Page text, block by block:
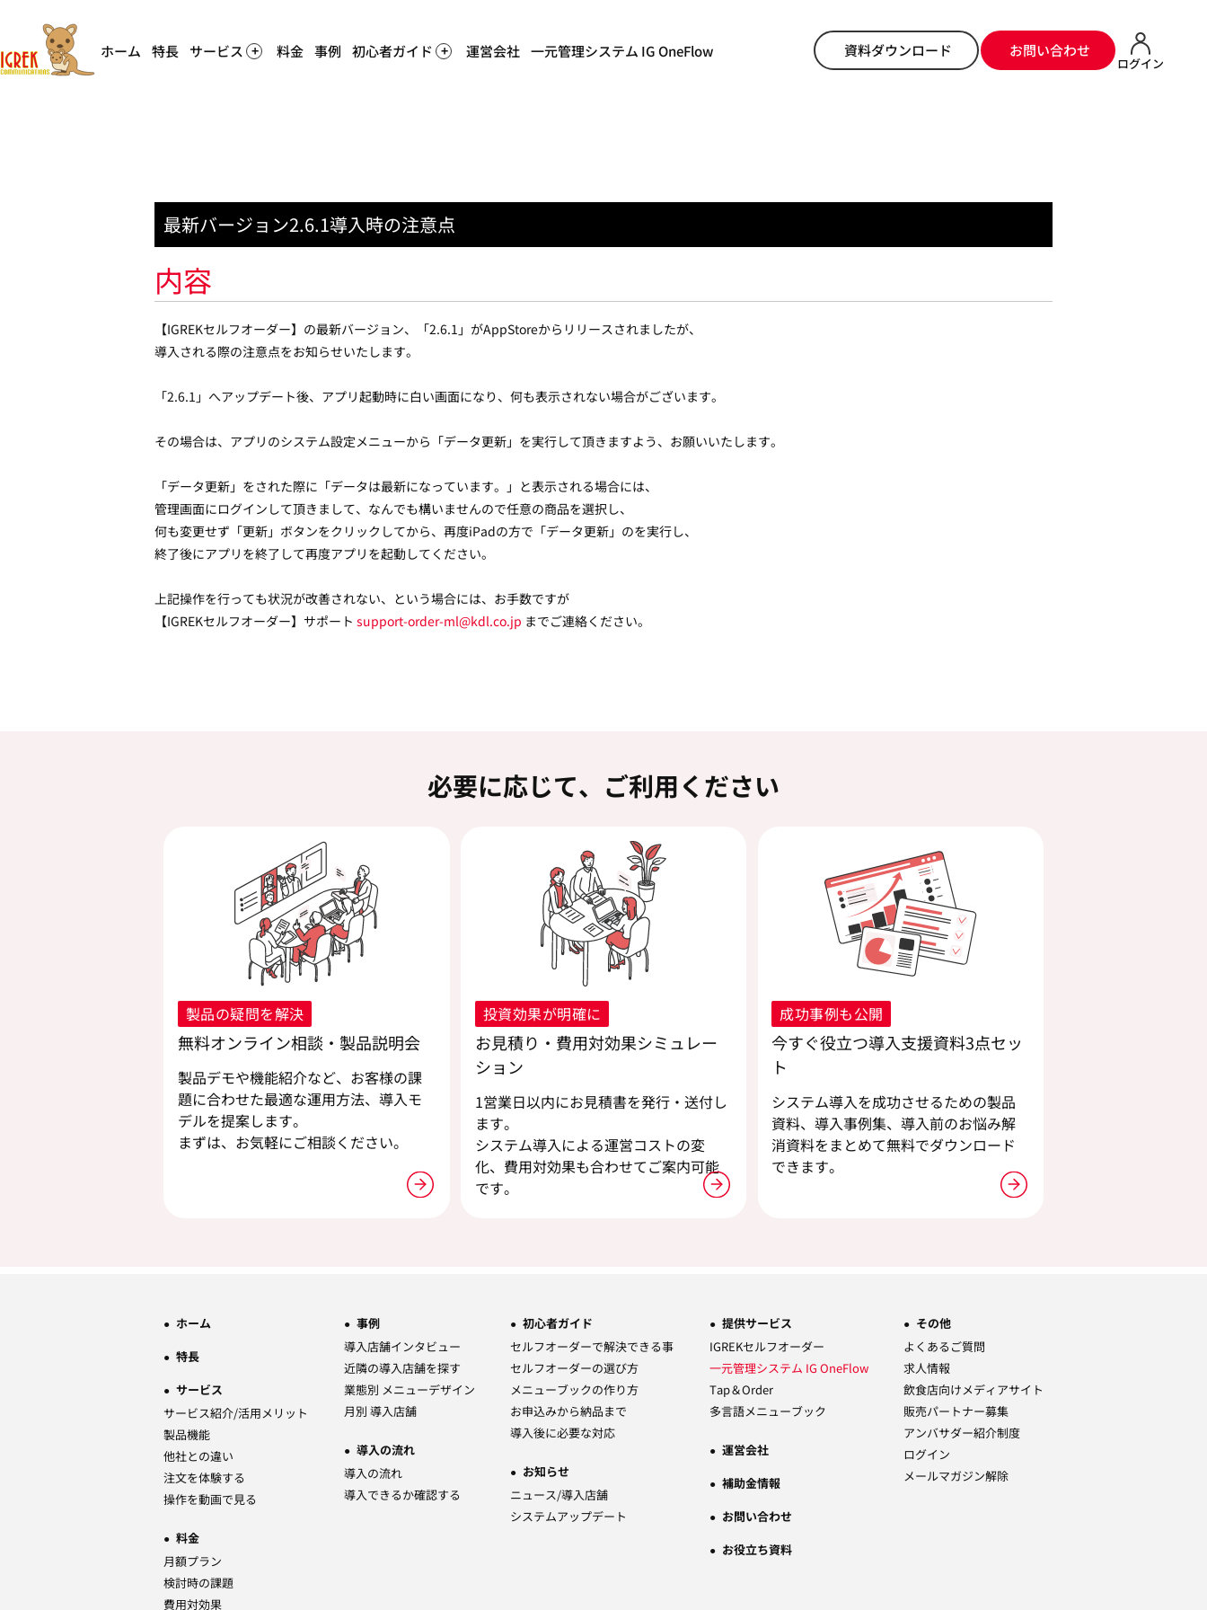
ホーム 特長 サービス 料金 事例 初心者ガイド 運営会社 一元管理システム IG OneFlow 資料ダウンロード お問い合わせ
ログイン
最新バージョン2.6.1導入時の注意点
内容
【IGREKセルフオーダー】の最新バージョン、「2.6.1」がAppStoreからリリースされましたが、
導入される際の注意点をお知らせいたします。
「2.6.1」へアップデート後、アプリ起動時に白い画面になり、何も表示されない場合がございます。
その場合は、アプリのシステム設定メニューから「データ更新」を実行して頂きますよう、お願いいたします。
「データ更新」をされた際に「データは最新になっています。」と表示される場合には、
管理画面にログインして頂きまして、なんでも構いませんので任意の商品を選択し、
何も変更せず「更新」ボタンをクリックしてから、再度iPadの方で「データ更新」のを実行し、
終了後にアプリを終了して再度アプリを起動してください。
上記操作を行っても状況が改善されない、という場合には、お手数ですが
【IGREKセルフオーダー】サポート support-order-ml@kdl.co.jp までご連絡ください。
必要に応じて、ご利用ください
製品の疑問を解決
無料オンライン相談・製品説明会
製品デモや機能紹介など、お客様の課
題に合わせた最適な運用方法、導入モ
デルを提案します。
まずは、お気軽にご相談ください。
投資効果が明確に
お見積り・費用対効果シミュレー
ション
1営業日以内にお見積書を発行・送付し
ます。
システム導入による運営コストの変
化、費用対効果も合わせてご案内可能
です。
成功事例も公開
今すぐ役立つ導入支援資料3点セッ
ト
システム導入を成功させるための製品
資料、導入事例集、導入前のお悩み解
消資料をまとめて無料でダウンロード
できます。
ホーム
特長
サービス
サービス紹介/活用メリット
製品機能
他社との違い
注文を体験する
操作を動画で見る
料金
月額プラン
検討時の課題
費用対効果
事例
導入店舗インタビュー
近隣の導入店舗を探す
業態別 メニューデザイン
月別 導入店舗
導入の流れ
導入の流れ
導入できるか確認する
初心者ガイド
セルフオーダーで解決できる事
セルフオーダーの選び方
メニューブックの作り方
お申込みから納品まで
導入後に必要な対応
お知らせ
ニュース/導入店舗
システムアップデート
提供サービス
IGREKセルフオーダー
一元管理システム IG OneFlow
Tap＆Order
多言語メニューブック
運営会社
補助金情報
お問い合わせ
お役立ち資料
その他
よくあるご質問
求人情報
飲食店向けメディアサイト
販売パートナー募集
アンバサダー紹介制度
ログイン
メールマガジン解除